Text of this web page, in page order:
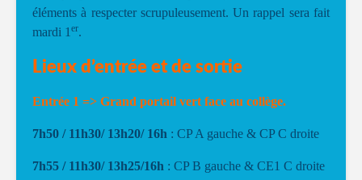
éléments à respecter scrupuleusement. Un rappel sera fait
mardi 1 er.
Lieux d’entrée et de sortie
Entrée 1 => Grand portail vert face au collège.
7h50 / 11h30/ 13h20/ 16h : CP A gauche & CP C droite
7h55 / 11h30/ 13h25/16h : CP B gauche & CE1 C droite